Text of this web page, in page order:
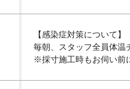
【感染症対策について】
毎朝、スタッフ全員体温
※採寸施工時もお伺い前